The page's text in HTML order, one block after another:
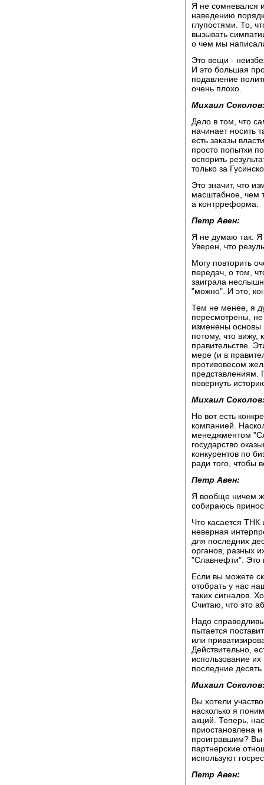
Я не сомневался
наведению
глупостями. То,
вызывать
о чем мы
Это вещи -
И это большая
подавление
очень плохо.
Михаил
Дело в том, что
начинает носить
есть заказы
просто попытки
оспорить
только за
Это значит, что
масштабное, чем
а контрреформа.
Петр Авен:
Я не думаю так. Я
Уверен, что
Могу повторить
передач, о том,
заиграла
"можно". И это,
Тем не менее, я
пересмотрены, не
изменены основы
потому, что вижу,
правительстве.
мере (и в
противовесом
представлениям.
повернуть
Михаил
Но вот есть
компанией.
менеджментом
государство
конкурентов по
ради того, чтобы
Петр Авен:
Я вообще ничем
собираюсь
Что касается
неверная
для последних
органов, разных
"Славнефти". Это
Если вы можете
отобрать у нас
таких сигналов.
Считаю, что это
Надо
пытается
или
Действительно,
использование
последние
Михаил
Вы хотели
насколько я
акций. Теперь,
приостановлена
проигравшим? Вы
партнерские
используют
Петр Авен: